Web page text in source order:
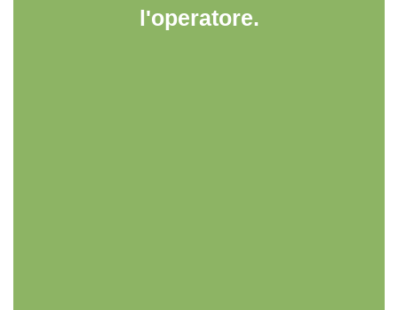
l'operatore.